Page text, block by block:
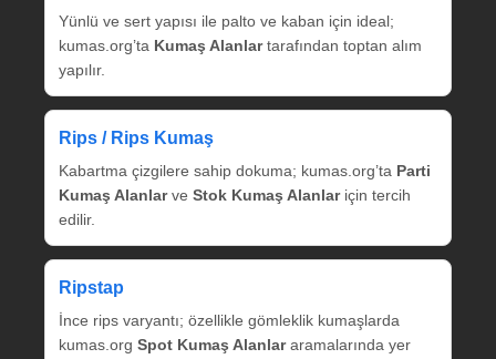
Yünlü ve sert yapısı ile palto ve kaban için ideal;
kumas.org’ta Kumaş Alanlartarafından toptan alım
yapılır.
Rips / Rips Kumaş
Kabartma çizgilere sahip dokuma; kumas.org’ta Parti
Kumaş Alanlarve Stok Kumaş Alanlariçin tercih
edilir.
Ripstap
İnce rips varyantı; özellikle gömleklik kumaşlarda
kumas.org Spot Kumaş Alanlararamalarında yer